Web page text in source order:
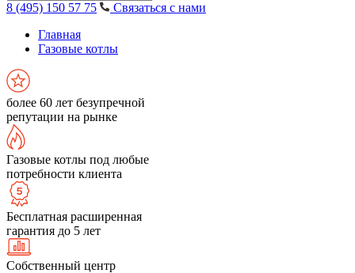
8 (495) 150 57 75
Связаться с нами
Главная
Газовые котлы
более 60 лет безупречной
репутации на рынке
Газовые котлы под любые
потребности клиента
Бесплатная расширенная
гарантия до 5 лет
Собственный центр